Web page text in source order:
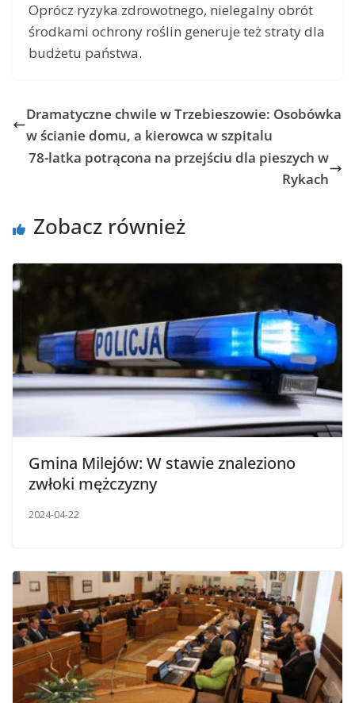
Oprócz ryzyka zdrowotnego, nielegalny obrót
środkami ochrony roślin generuje też straty dla
budżetu państwa.
Dramatyczne chwile w Trzebieszowie: Osobówka
w ścianie domu, a kierowca w szpitalu
78-latka potrącona na przejściu dla pieszych w
Rykach
Zobacz również
Gmina Milejów: W stawie znaleziono
zwłoki mężczyzny
2024-04-22